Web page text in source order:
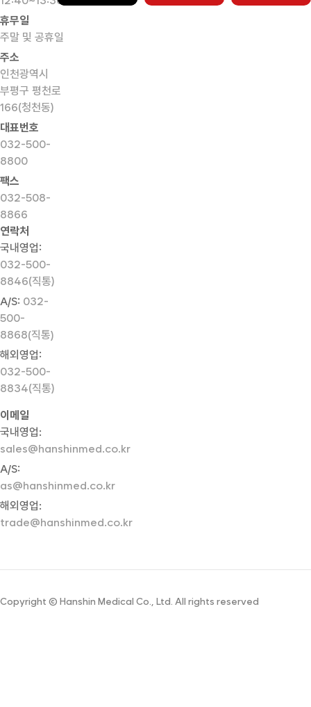
휴무일
주말 및 공휴일
주소
인천광역시
부평구 평천로
166(청천동)
대표번호
032-500-
8800
팩스
032-508-
8866
연락처
국내영업:
032-500-
8846(직통)
A/S: 032-
500-
8868(직통)
해외영업:
032-500-
8834(직통)
이메일
국내영업:
sales@hanshinmed.co.kr
A/S:
as@hanshinmed.co.kr
해외영업:
trade@hanshinmed.co.kr
Copyright © Hanshin Medical Co., Ltd. All rights reserved